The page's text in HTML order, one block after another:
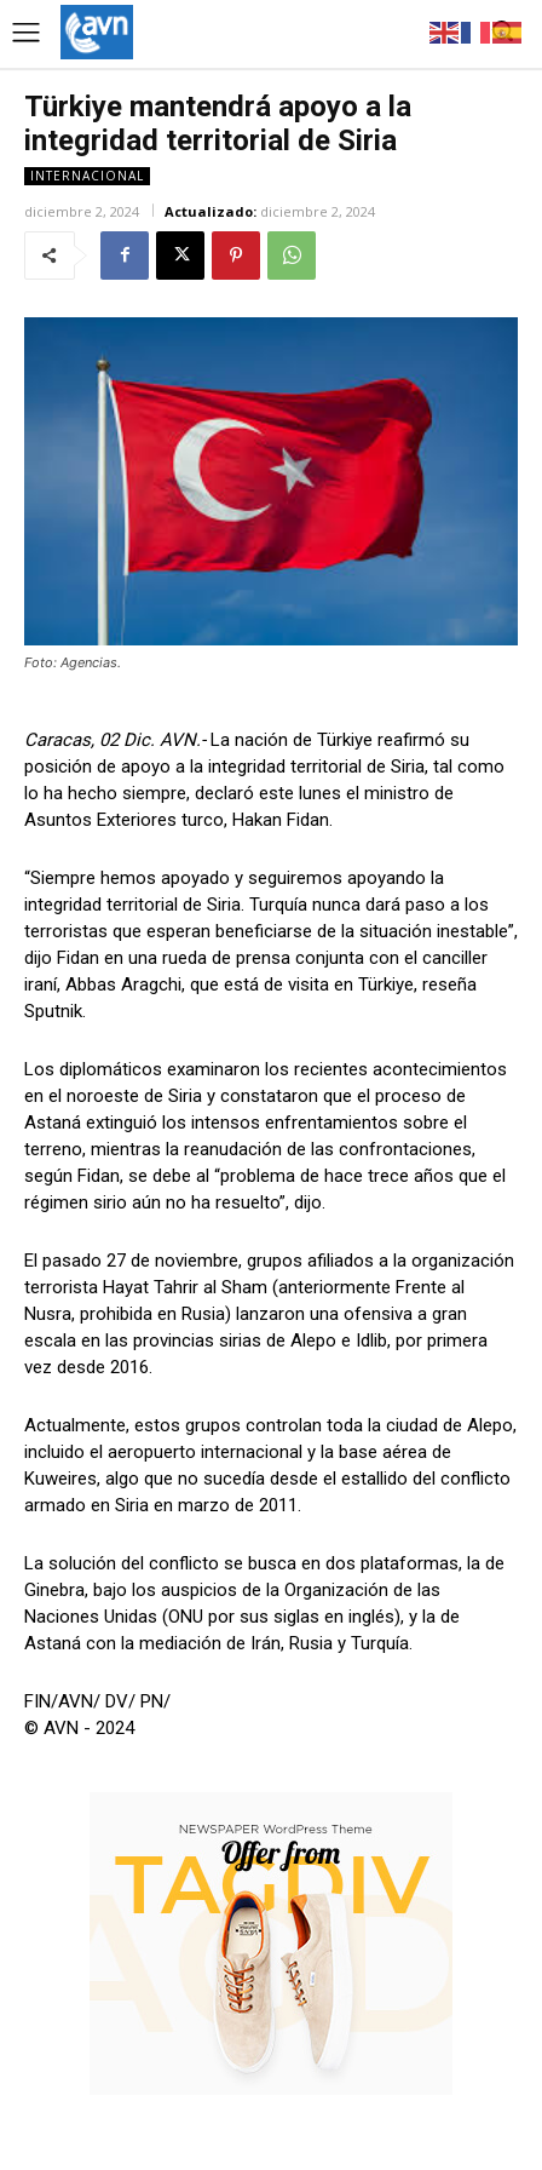
Türkiye mantendrá apoyo a la
integridad territorial de Siria
INTERNACIONAL
diciembre 2, 2024 Actualizado: diciembre 2, 2024
Foto: Agencias.
Caracas, 02 Dic. AVN.-La nación de Türkiye reafirmó su
posición de apoyo a la integridad territorial de Siria, tal como
lo ha hecho siempre, declaró este lunes el ministro de
Asuntos Exteriores turco, Hakan Fidan.
“Siempre hemos apoyado y seguiremos apoyando la
integridad territorial de Siria. Turquía nunca dará paso a los
terroristas que esperan beneficiarse de la situación inestable”,
dijo Fidan en una rueda de prensa conjunta con el canciller
iraní, Abbas Aragchi, que está de visita en Türkiye, reseña
Sputnik.
Los diplomáticos examinaron los recientes acontecimientos
en el noroeste de Siria y constataron que el proceso de
Astaná extinguió los intensos enfrentamientos sobre el
terreno, mientras la reanudación de las confrontaciones,
según Fidan, se debe al “problema de hace trece años que el
régimen sirio aún no ha resuelto”, dijo.
El pasado 27 de noviembre, grupos afiliados a la organización
terrorista Hayat Tahrir al Sham (anteriormente Frente al
Nusra, prohibida en Rusia) lanzaron una ofensiva a gran
escala en las provincias sirias de Alepo e Idlib, por primera
vez desde 2016.
Actualmente, estos grupos controlan toda la ciudad de Alepo,
incluido el aeropuerto internacional y la base aérea de
Kuweires, algo que no sucedía desde el estallido del conflicto
armado en Siria en marzo de 2011.
La solución del conflicto se busca en dos plataformas, la de
Ginebra, bajo los auspicios de la Organización de las
Naciones Unidas (ONU por sus siglas en inglés), y la de
Astaná con la mediación de Irán, Rusia y Turquía.
FIN/AVN/ DV/ PN/
© AVN - 2024